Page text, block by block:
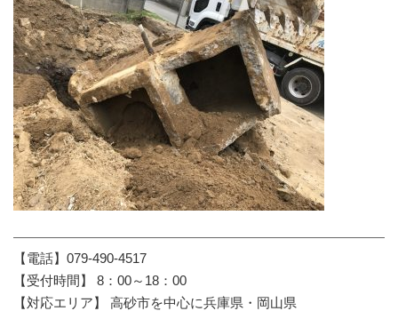
【電話】079-490-4517
【受付時間】 8：00～18：00
【対応エリア】 高砂市を中心に兵庫県・岡山県